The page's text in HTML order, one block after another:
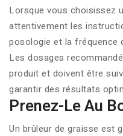
Lorsque vous choisissez
attentivement les
posologie et la fréquence
Les dosages
produit et doivent être
garantir des résultats
Prenez-Le Au
Un brûleur de graisse est